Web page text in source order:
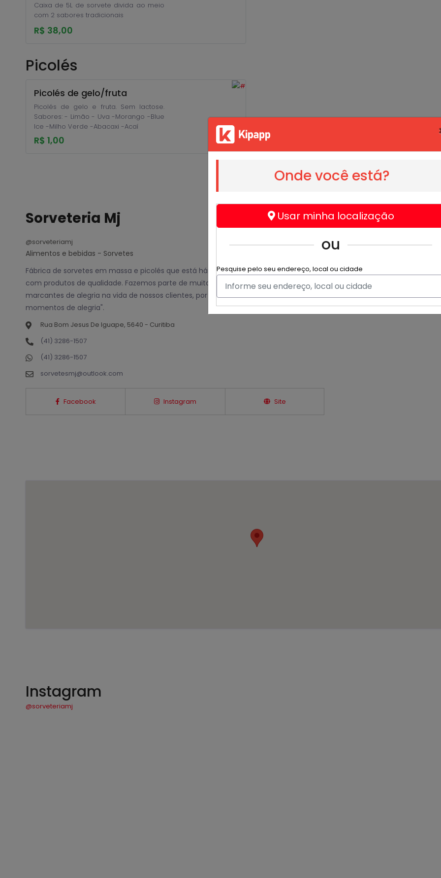
Onde você está?
Usar minha localização
ou
Pesquise pelo seu endereço, local ou cidade
Caixa de 5L de sorvete divida ao meio
com 2 sabores tradicionais
R$ 38,00
Picolés
Picolés de gelo/fruta
Picolés de gelo e fruta. Sem lactose.
Sabores: - Limão - Uva -Morango -Blue
Ice -Milho Verde -Abacaxi -Acaí
R$ 1,00
Sorveteria Mj
@sorveteriamj
Alimentos e bebidas - Sorvetes
Fábrica de sorvetes em massa e picolés que está há 34 anos no mercado, produzindo
com produtos de qualidade. Fazemos parte de muitos momentos de momentos
marcantes de alegria na vida de nossos clientes, por isso nosso lema é "Fabricando
momentos de alegria".
Rua Bom Jesus De Iguape, 5640 - Curitiba
(41) 3286-1507
(41) 3286-1507
sorvetesmj@outlook.com
Facebook Instagram Site
Horário de
Instagram
@sorveteriamj